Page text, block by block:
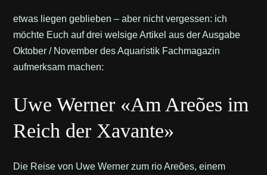
etwas liegen geblieben – aber nicht vergessen: ich
möchte Euch auf drei welsige Artikel aus der Ausgabe
Oktober / November des Aquaristik Fachmagazin
aufmerksam machen:
Uwe Werner «Am Areões im
Reich der Xavante»
Die Reise von Uwe Werner zum rio Areões, einem